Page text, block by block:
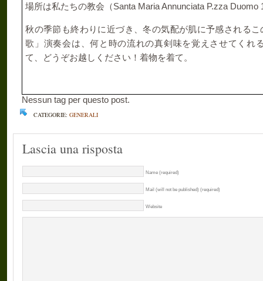
場所は私たちの教会（Santa Maria Annunciata P.zza Duomo
秋の季節も終わりに近づき、冬の気配が肌に予感されるこ
歌」演奏会は、何と時の流れの真剣味を覚えさせてくれ
て、どうぞお越しください！着物を着て。
Nessun tag per questo post.
CATEGORIE: GENERALI
Lascia una risposta
Name (required)
Mail (will not be published) (required)
Website